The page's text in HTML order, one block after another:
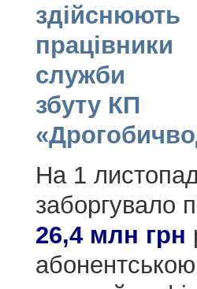
здійснюють
працівники
служби
збуту КП
На 1
заборгувало
26,4 млн грн